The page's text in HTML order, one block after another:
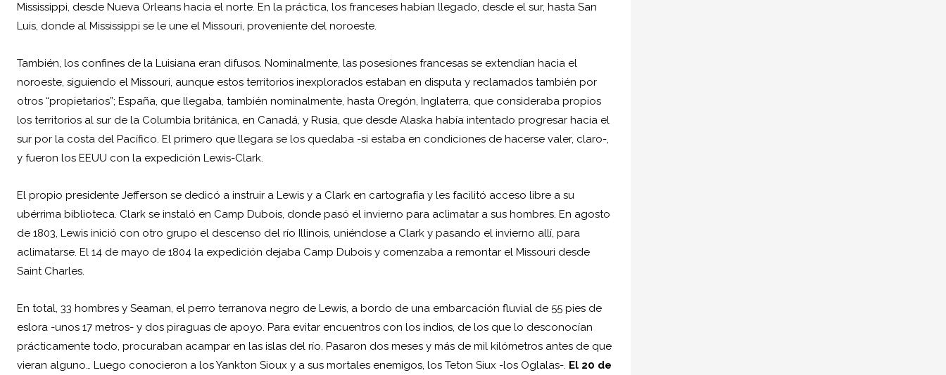
Mississippi, desde Nueva Orleans hacia el norte. En la práctica, los franceses habían llegado, desde el sur, hasta San
Luis, donde al Mississippi se le une el Missouri, proveniente del noroeste.
También, los confines de la Luisiana eran difusos. Nominalmente, las posesiones francesas se extendían hacia el
noroeste, siguiendo el Missouri, aunque estos territorios inexplorados estaban en disputa y reclamados también por
otros “propietarios”; España, que llegaba, también nominalmente, hasta Oregón, Inglaterra, que consideraba propios
los territorios al sur de la Columbia británica, en Canadá, y Rusia, que desde Alaska había intentado progresar hacia el
sur por la costa del Pacífico. El primero que llegara se los quedaba -si estaba en condiciones de hacerse valer, claro-,
y fueron los EEUU con la expedición Lewis-Clark.
El propio presidente Jefferson se dedicó a instruir a Lewis y a Clark en cartografía y les facilitó acceso libre a su
ubérrima biblioteca. Clark se instaló en Camp Dubois, donde pasó el invierno para aclimatar a sus hombres. En agosto
de 1803, Lewis inició con otro grupo el descenso del río Illinois, uniéndose a Clark y pasando el invierno allí, para
aclimatarse. El 14 de mayo de 1804 la expedición dejaba Camp Dubois y comenzaba a remontar el Missouri desde
Saint Charles.
En total, 33 hombres y Seaman, el perro terranova negro de Lewis, a bordo de una embarcación fluvial de 55 pies de
eslora -unos 17 metros- y dos piraguas de apoyo. Para evitar encuentros con los indios, de los que lo desconocían
prácticamente todo, procuraban acampar en las islas del río. Pasaron dos meses y más de mil kilómetros antes de que
vieran alguno… Luego conocieron a los Yankton Sioux y a sus mortales enemigos, los Teton Siux -los Oglalas-. El 20 de